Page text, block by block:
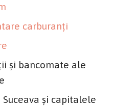
carburanţi
şi bancomate ale
şi capitalele